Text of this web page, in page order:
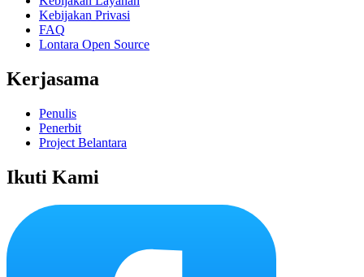
Kebijakan Privasi
FAQ
Lontara Open Source
Kerjasama
Penulis
Penerbit
Project Belantara
Ikuti Kami